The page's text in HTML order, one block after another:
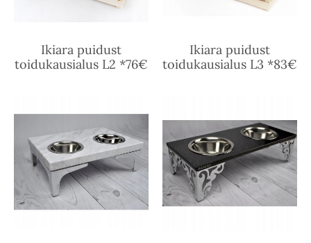
Ikiara puidust
toidukausialus L2 *76€
Ikiara puidust
toidukausialus L3 *83€